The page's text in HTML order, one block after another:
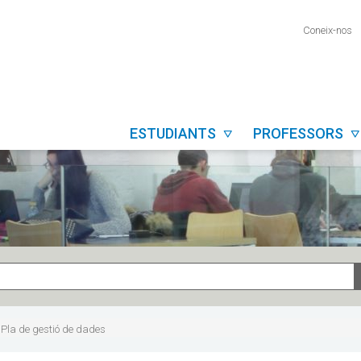
Coneix-nos
ESTUDIANTS  PROFESSORS 
Pla de gestió de dades